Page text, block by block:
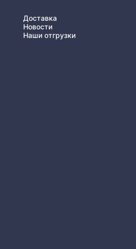
Доставка
Новости
Наши отгрузки